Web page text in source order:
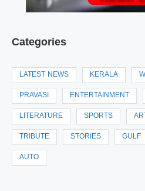
Categories
LATEST NEWS KERALA
PRAVASI ENTERTAINMENT
LITERATURE SPORTS
TRIBUTE STORIES GULF
AUTO